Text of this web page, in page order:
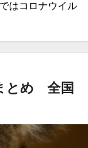
はコロナウイル
とめ 全国